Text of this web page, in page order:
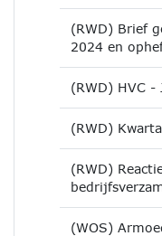
(RWD) Brief
2024 en
(RWD) HVC -
(RWD)
(RWD)
(WOS)